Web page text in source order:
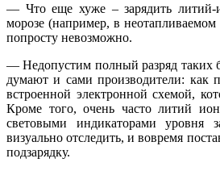
— Что еще хуже – зарядить литий-
морозе (например, в
попросту невозможно.
— Недопустим полный разряд таких
думают и сами производители: как
встроенной электронной схемой,
Кроме того, очень часто литий
световыми индикаторами уровня
визуально отследить, и вовремя
подзарядку.